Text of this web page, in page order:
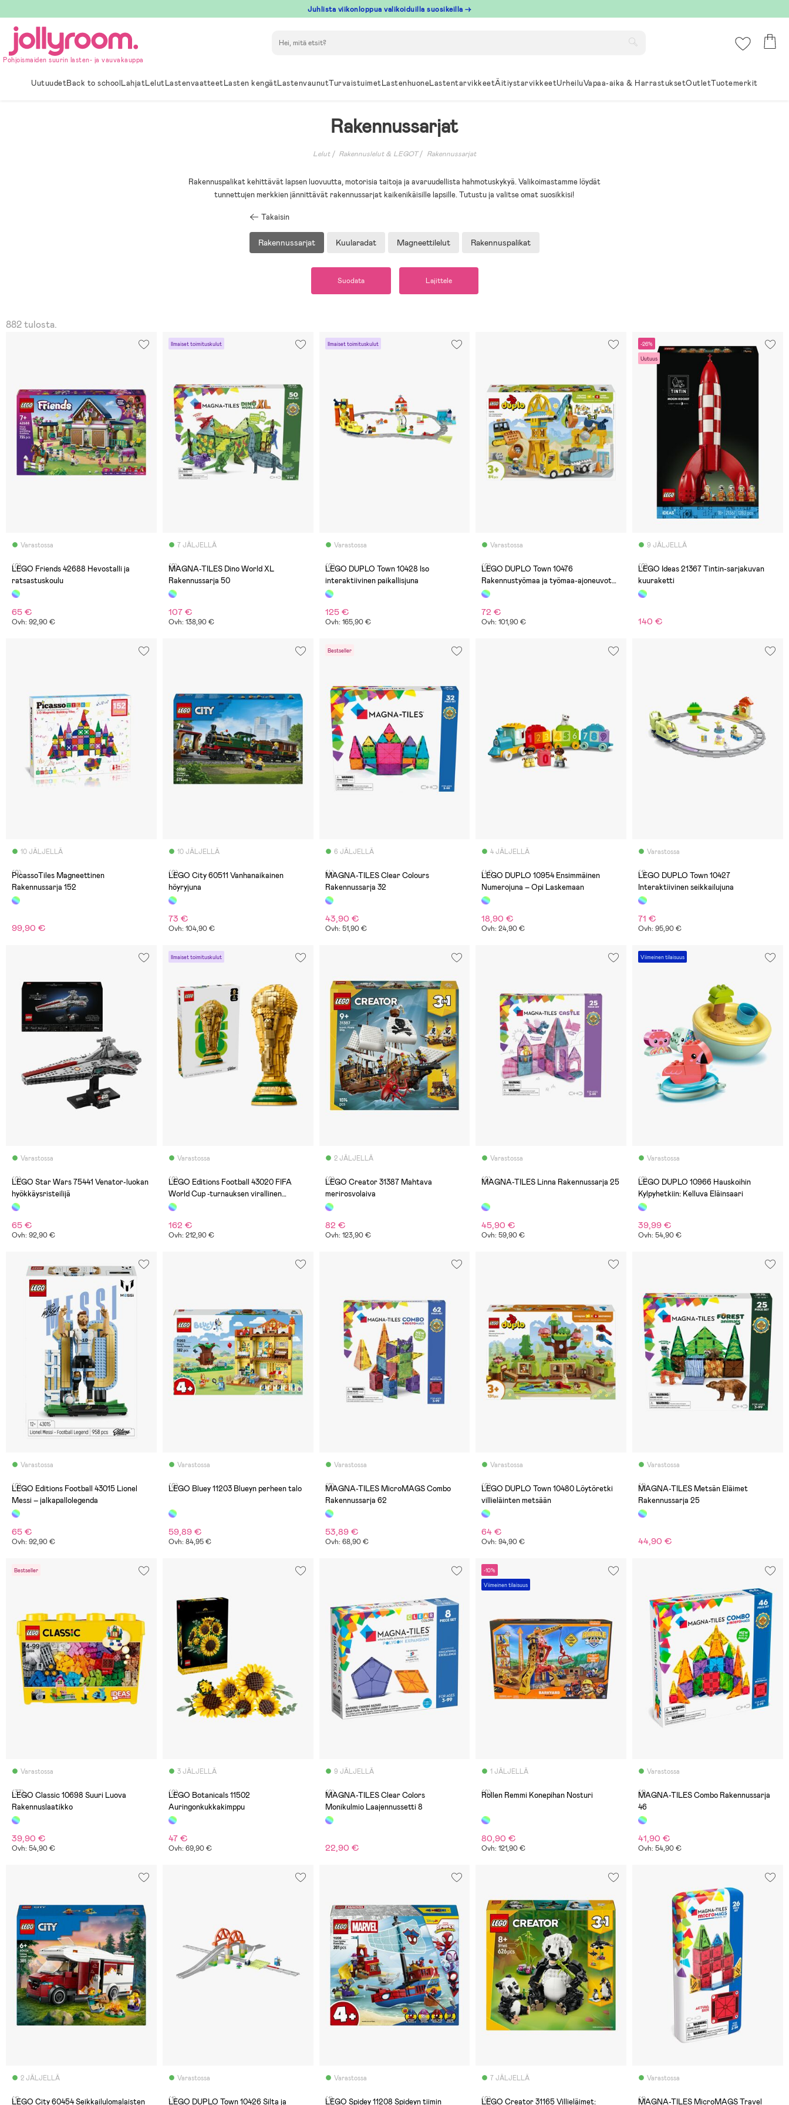
till
innehållet
Juhlista viikonloppua valikoiduilla suosikeilla →
Pohjoismaiden suurin lasten- ja vauvakauppa
UutuudetBack to schoolLahjatLelutLastenvaatteetLasten kengätLastenvaunutTurvaistuimetLastenhuoneLastentarvikkeetÄitiystarvikkeetUrheiluVapaa-aika & HarrastuksetOutletTuotemerkit
Rakennussarjat
Lelut Rakennuslelut & LEGOT Rakennussarjat
Rakennuspalikat kehittävät lapsen luovuutta, motorisia taitoja ja avaruudellista hahmotuskykyä. Valikoimastamme löydät
tunnettujen merkkien jännittävät rakennussarjat kaikenikäisille lapsille. Tutustu ja valitse omat suosikkisi!
Takaisin
Rakennussarjat Kuularadat Magneettilelut Rakennuspalikat
Suodata Lajittele
882 tulosta.
Varastossa
(0)
LEGO Friends 42688 Hevostalli ja
ratsastuskoulu
65 €
Ovh: 92,90 €
Ilmaiset toimituskulut
7 JÄLJELLÄ
(2)
MAGNA-TILES Dino World XL
Rakennussarja 50
107 €
Ovh: 138,90 €
Ilmaiset toimituskulut
Varastossa
(0)
LEGO DUPLO Town 10428 Iso
interaktiivinen paikallisjuna
125 €
Ovh: 165,90 €
Varastossa
(0)
LEGO DUPLO Town 10476
Rakennustyömaa ja työmaa-ajoneuvot
3in1
72 €
Ovh: 101,90 €
-26%
Uutuus
9 JÄLJELLÄ
(0)
LEGO Ideas 21367 Tintin-sarjakuvan
kuuraketti
140 €
10 JÄLJELLÄ
(0)
PicassoTiles Magneettinen
Rakennussarja 152
99,90 €
10 JÄLJELLÄ
(0)
LEGO City 60511 Vanhanaikainen
höyryjuna
73 €
Ovh: 104,90 €
Bestseller
6 JÄLJELLÄ
(4)
MAGNA-TILES Clear Colours
Rakennussarja 32
43,90 €
Ovh: 51,90 €
4 JÄLJELLÄ
(41)
LEGO DUPLO 10954 Ensimmäinen
Numerojuna – Opi Laskemaan
18,90 €
Ovh: 24,90 €
Varastossa
(1)
LEGO DUPLO Town 10427
Interaktiivinen seikkailujuna
71 €
Ovh: 95,90 €
Varastossa
(0)
LEGO Star Wars 75441 Venator-luokan
hyökkäysristeilijä
65 €
Ovh: 92,90 €
Ilmaiset toimituskulut
Varastossa
(0)
LEGO Editions Football 43020 FIFA
World Cup ‑turnauksen virallinen
palkinto
162 €
Ovh: 212,90 €
2 JÄLJELLÄ
(0)
LEGO Creator 31387 Mahtava
merirosvolaiva
82 €
Ovh: 123,90 €
Varastossa
(0)
MAGNA-TILES Linna Rakennussarja 25
45,90 €
Ovh: 59,90 €
Viimeinen tilaisuus
Varastossa
(2)
LEGO DUPLO 10966 Hauskoihin
Kylpyhetkiin: Kelluva Eläinsaari
39,99 €
Ovh: 54,90 €
Varastossa
(0)
LEGO Editions Football 43015 Lionel
Messi – jalkapallolegenda
65 €
Ovh: 92,90 €
Varastossa
(0)
LEGO Bluey 11203 Blueyn perheen talo
59,89 €
Ovh: 84,95 €
Varastossa
(2)
MAGNA-TILES MicroMAGS Combo
Rakennussarja 62
53,89 €
Ovh: 68,90 €
Varastossa
(0)
LEGO DUPLO Town 10480 Löytöretki
villieläinten metsään
64 €
Ovh: 94,90 €
Varastossa
(1)
MAGNA-TILES Metsän Eläimet
Rakennussarja 25
44,90 €
Bestseller
Varastossa
(37)
LEGO Classic 10698 Suuri Luova
Rakennuslaatikko
39,90 €
Ovh: 54,90 €
3 JÄLJELLÄ
(0)
LEGO Botanicals 11502
Auringonkukkakimppu
47 €
Ovh: 69,90 €
9 JÄLJELLÄ
(0)
MAGNA-TILES Clear Colors
Monikulmio Laajennussetti 8
22,90 €
-10%
Viimeinen tilaisuus
1 JÄLJELLÄ
(0)
Rollen Remmi Konepihan Nosturi
80,90 €
Ovh: 121,90 €
Varastossa
(1)
MAGNA-TILES Combo Rakennussarja
46
41,90 €
Ovh: 54,90 €
2 JÄLJELLÄ
(1)
LEGO City 60454 Seikkailulomalaisten
Varastossa
(1)
LEGO DUPLO Town 10426 Silta ja
Varastossa
(1)
LEGO Spidey 11208 Spideyn tiimin
7 JÄLJELLÄ
(0)
LEGO Creator 31165 Villieläimet:
Varastossa
(1)
MAGNA-TILES MicroMAGS Travel